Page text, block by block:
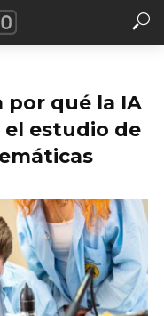
por qué la IA
estudio de